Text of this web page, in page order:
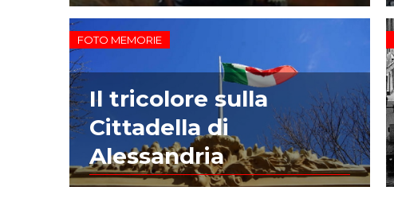
FOTO MEMORIE
Il tricolore sulla
Cittadella di
Alessandria